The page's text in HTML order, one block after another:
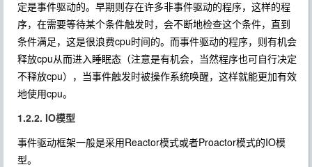
定是事件驱动的。早期则存在许多非事件驱动的程序，这样的程
序，在需要等待某个条件触发时，会不断地检查这个条件，直到
条件满足，这是很浪费cpu时间的。而事件驱动的程序，则有机会
释放cpu从而进入睡眠态（注意是有机会，当然程序也可自行决定
不释放cpu），当事件触发时被操作系统唤醒，这样就能更加有效
地使用cpu。
1.2.2. IO模型
事件驱动框架一般是采用Reactor模式或者Proactor模式的IO模
型。